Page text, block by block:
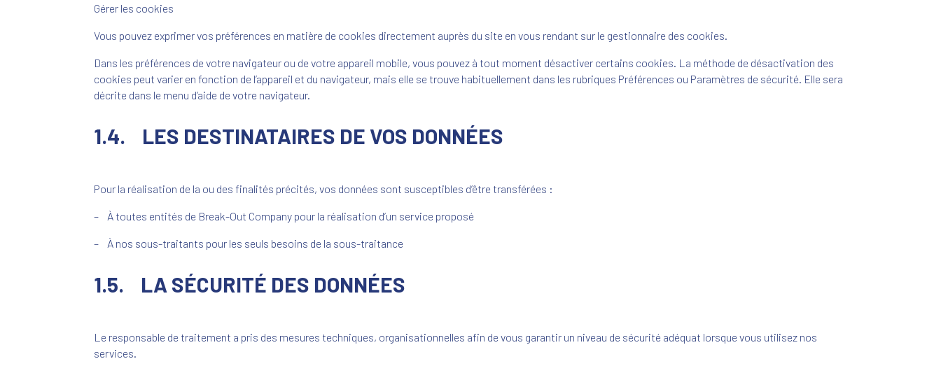
Gérer les cookies
Vous pouvez exprimer vos préférences en matière de cookies directement auprès du site en vous rendant sur le gestionnaire des cookies.
Dans les préférences de votre navigateur ou de votre appareil mobile, vous pouvez à tout moment désactiver certains cookies. La méthode de désactivation des
cookies peut varier en fonction de l’appareil et du navigateur, mais elle se trouve habituellement dans les rubriques Préférences ou Paramètres de sécurité. Elle sera
décrite dans le menu d’aide de votre navigateur.
1.4. LES DESTINATAIRES DE VOS DONNÉES
Pour la réalisation de la ou des finalités précités, vos données sont susceptibles d’être transférées :
– À toutes entités de Break-Out Company pour la réalisation d’un service proposé
– À nos sous-traitants pour les seuls besoins de la sous-traitance
1.5. LA SÉCURITÉ DES DONNÉES
Le responsable de traitement a pris des mesures techniques, organisationnelles afin de vous garantir un niveau de sécurité adéquat lorsque vous utilisez nos
services.